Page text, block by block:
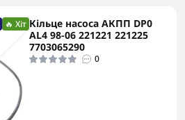
🔥 Хіт Кільце насоса АКПП DP0
AL4 98-06 221221 221225
7703065290
0